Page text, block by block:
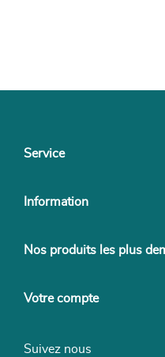
Service
Information
Nos produits les plus
Votre compte
Suivez nous